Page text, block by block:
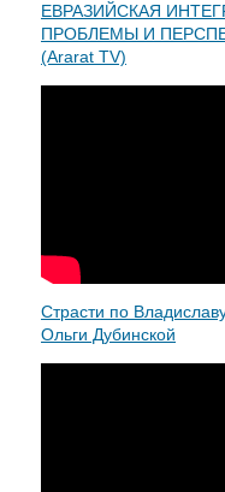
ЕВРАЗИЙСКАЯ
ПРОБЛЕМЫ И
(Ararat TV)
Страсти по
Ольги Дубинской